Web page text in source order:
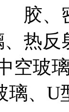
胶、
热
空玻
璃、